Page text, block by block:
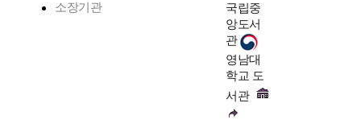
소장기관
국립중
앙도서
관
영남대
학교 도
서관